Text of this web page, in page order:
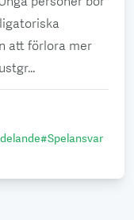
att förlora mer
#Spelansvar